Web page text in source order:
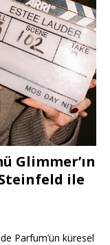
Glimmer’ın
ile
Parfum’ün küresel